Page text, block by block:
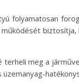
folyamatosan
biztosítja,
meg a